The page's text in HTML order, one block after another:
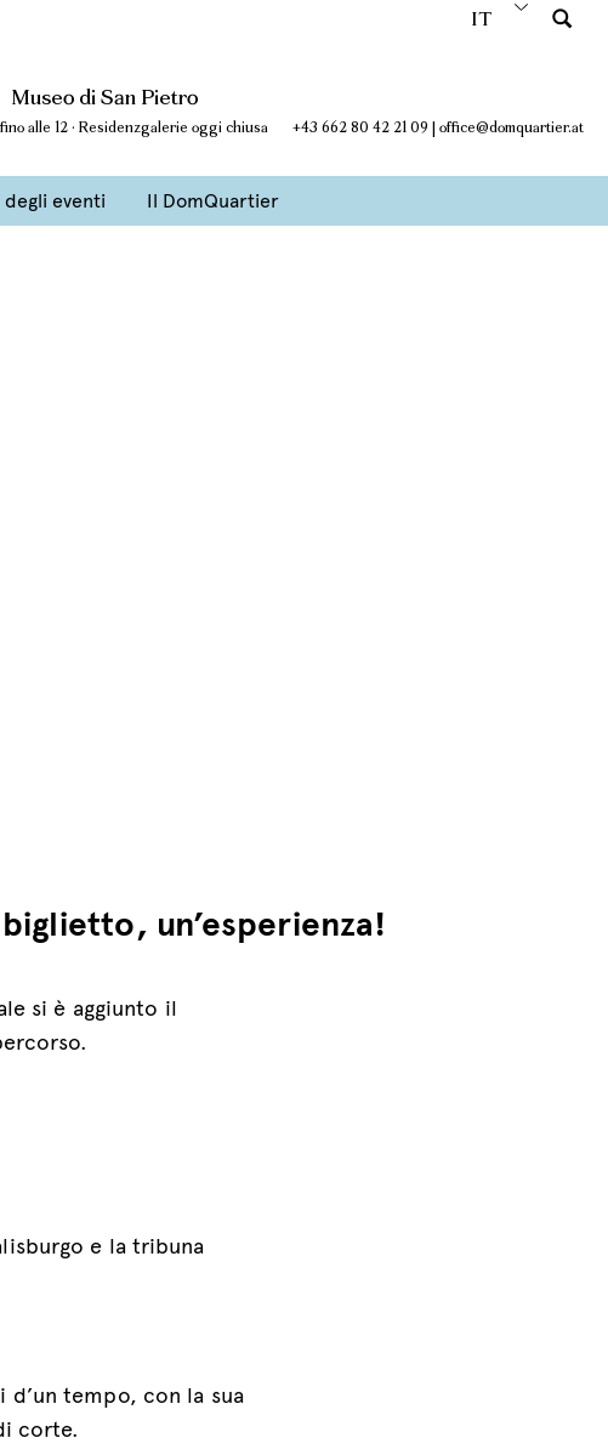
IT
Museo di San Pietro
alle 12 · Residenzgalerie oggi chiusa +43 662 80 42 21 09 | office@domquartier.at
eventi Il DomQuartier
un’esperienza!
si è aggiunto il
e la tribuna
tempo, con la sua
corte.